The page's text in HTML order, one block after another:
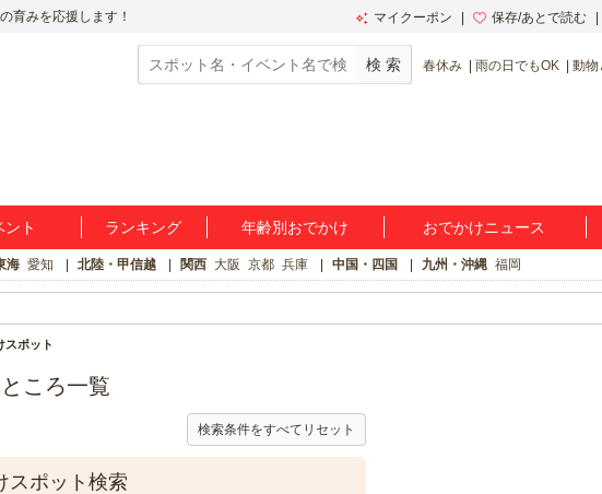
育みを応援します！ マイクーポン 保存/あとで読む
春休み 雨の日でもOK 動物
ント ランキング 年齢別おでかけ おでかけニュース
海 愛知 北陸・甲信越 関西 大阪 京都 兵庫 中国・四国 九州・沖縄 福岡
スポット
ころ一覧
検索条件をすべてリセット
スポット検索